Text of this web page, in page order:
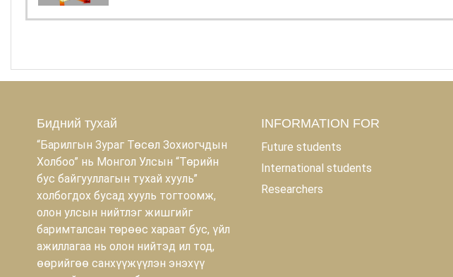
Бидний тухай
“Барилгын Зураг Төсөл Зохиогчдын
Холбоо” нь Монгол Улсын “Төрийн
бус байгууллагын тухай хууль”
холбогдох бусад хууль тогтоомж,
олон улсын нийтлэг жишгийг
баримталсан төрөөс хараат бус, үйл
ажиллагаа нь олон нийтэд ил тод,
өөрийгөө санхүүжүүлэн энэхүү
INFORMATION FOR
Future students
International students
Researchers